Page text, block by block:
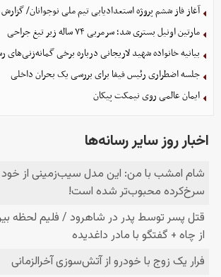
آغاز فاز ششم پروژه استعدادیابی تیم ملی نوجوانان/
مارتین اونیل بستری شد؛ سرمربی ۷۴ ساله زیر تیغ جراحی
بیانیه خانواده شهید لاریجانی درباره برخی گمانه‌زنی‌های
جلسه اضطراری رئیس فیفا برای بررسی یک بحران داخلی
ایمان عالمی روی نیمکت پیکان